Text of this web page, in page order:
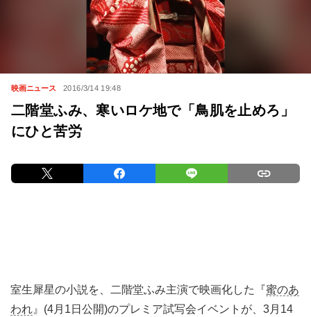
映画ニュース 2016/3/14 19:48
二階堂ふみ、寒いロケ地で「鳥肌を止めろ」
にひと苦労
室生犀星の小説を、二階堂ふみ主演で映画化した『蜜のあ
われ』(4月1日公開)のプレミア試写会イベントが、3月14